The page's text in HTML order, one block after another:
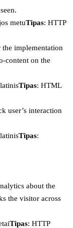
metuTipas: HTTP
the implementation
content on the
Tipas: HTML
user’s interaction
Tipas:
about the
the visitor across
Tipas: HTTP